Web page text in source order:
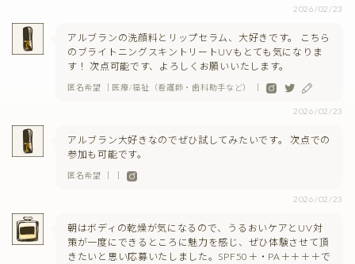
2026/02/23
アルブランの洗顔料とリップセラム、大好きです。 こちら
のブライトニングスキントリートUVもとても気になりま
す！ 次点可能です、よろしくお願いいたします。
匿名希望 ｜医療/福祉（看護師・歯科助手など） ｜
2026/02/23
アルブラン大好きなのでぜひ試してみたいです。 次点での
参加も可能です。
匿名希望 ｜ ｜
2026/02/23
朝はボディの乾燥が気になるので、うるおいケアとUV対
策が一度にできるところに魅力を感じ、ぜひ体験させて頂
きたいと思い応募いたしました。SPF50＋・PA＋＋＋＋で